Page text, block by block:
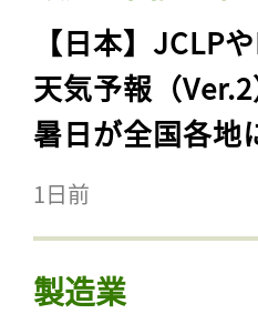
【日本】JCLP
天気予報（
暑日が全国各地
1日前
製造業